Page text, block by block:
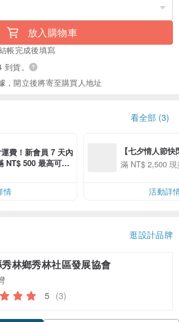
放入購物車
結帳完成後填寫
到貨。
，開立後將寄至購買人地址
看全部 (3)
費！新會員 7 天內
NT$ 500 最高可折
情
【七夕情人節
用 APP 購買任
滿 NT$ 2,500
活動詳
逛設計品牌
林鄉秀林社區發展協會
5 (3)